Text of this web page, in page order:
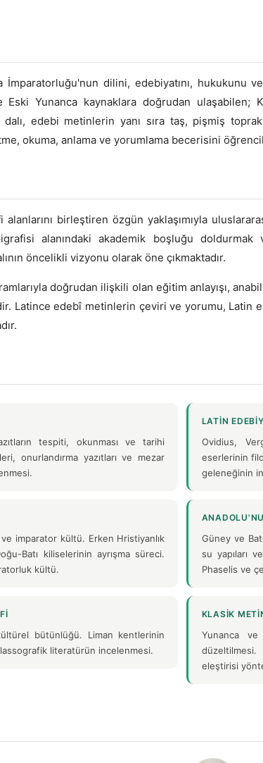
İmparatorluğu'nun dilini, edebiyatını,
Yunanca kaynaklara doğrudan ulaşabilen;
edebi metinlerin yanı sıra taş, pişmiş
okuma, anlama ve yorumlama becerisini
birleştiren özgün yaklaşımıyla
alanındaki akademik boşluğu doldurmak
öncelikli vizyonu olarak öne çıkmaktadır.
doğrudan ilişkili olan eğitim anlayışı,
Latince edebî metinlerin çeviri ve yorumu,
tespiti, okunması ve tarihi
onurlandırma yazıtları ve mezar
LATIN
Ovidius,
eserlerinin
geleneğinin
imparator kültü. Erken Hristiyanlık
Batı kiliselerinin ayrışma süreci.
kültü.
Güney ve
su yapıları
Phaselis ve
bütünlüğü. Liman kentlerinin
literatürün incelenmesi.
KLASIK
Yunanca
eleştirisi